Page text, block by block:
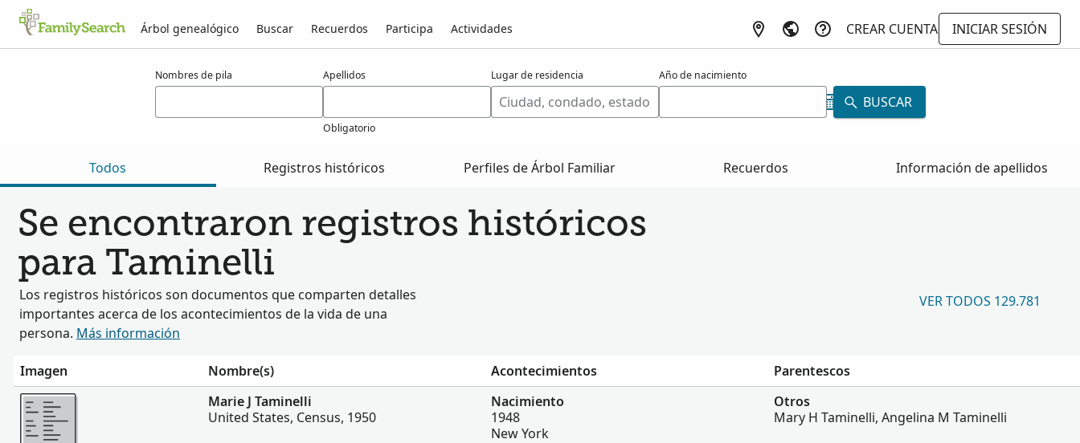
Árbol genealógico Buscar Recuerdos Participa Actividades CREAR CUENTA
INICIAR SESIÓN
Nombres de pila Apellidos
Obligatorio
Lugar de residencia Año de nacimiento
BUSCAR
Todos Registros históricos Perfiles de Árbol Familiar Recuerdos Información de apellidos
Se encontraron registros históricos
para Taminelli
Los registros históricos son documentos que comparten detalles
importantes acerca de los acontecimientos de la vida de una
persona. Más información
VER TODOS 129.781
Imagen Nombre(s) Acontecimientos
Parentescos
Más
Marie J Taminelli
United States, Census, 1950
Nacimiento
1948
New York
Otros
Mary H Taminelli, Angelina M Taminelli